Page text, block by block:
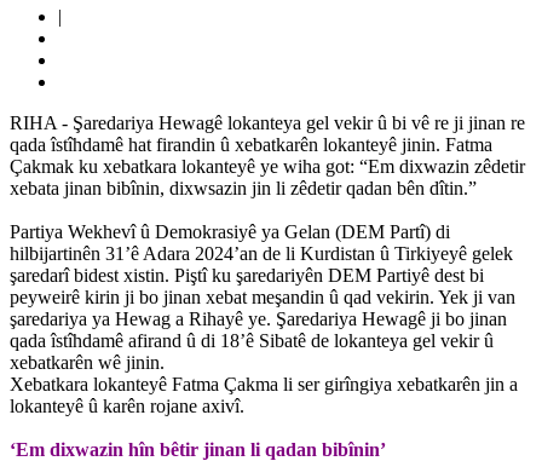
|
RIHA - Şaredariya Hewagê lokanteya gel vekir û bi vê re ji jinan re
qada îstîhdamê hat firandin û xebatkarên lokanteyê jinin. Fatma
Çakmak ku xebatkara lokanteyê ye wiha got: “Em dixwazin zêdetir
xebata jinan bibînin, dixwsazin jin li zêdetir qadan bên dîtin.”
Partiya Wekhevî û Demokrasiyê ya Gelan (DEM Partî) di
hilbijartinên 31’ê Adara 2024’an de li Kurdistan û Tirkiyeyê gelek
şaredarî bidest xistin. Piştî ku şaredariyên DEM Partiyê dest bi
peyweirê kirin ji bo jinan xebat meşandin û qad vekirin. Yek ji van
şaredariya ya Hewag a Rihayê ye. Şaredariya Hewagê ji bo jinan
qada îstîhdamê afirand û di 18’ê Sibatê de lokanteya gel vekir û
xebatkarên wê jinin.
Xebatkara lokanteyê Fatma Çakma li ser girîngiya xebatkarên jin a
lokanteyê û karên rojane axivî.
‘Em dixwazin hîn bêtir jinan li qadan bibînin’